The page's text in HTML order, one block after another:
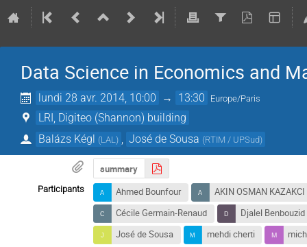
Data Science in Economics and
lundi 28 avr. 2014, 10:00 → 13:30 Europe/Paris
LRI, Digiteo (Shannon) building
Balázs Kégl (LAL) José de Sousa (RTIM / UPSud)
summary
Participants Ahmed Bounfour
AKIN OSMAN KAZAKCI
Cécile Germain-Renaud
Djalel Benbouzid
José de Sousa
mehdi cherti